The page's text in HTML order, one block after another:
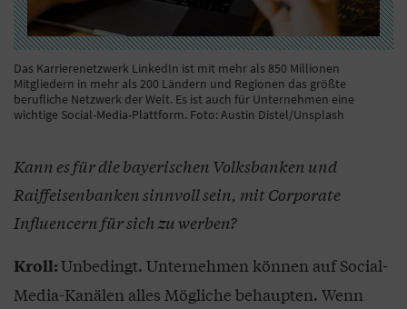
Das Karrierenetzwerk LinkedIn ist mit mehr als 850 Millionen
Mitgliedern in mehr als 200 Ländern und Regionen das größte
berufliche Netzwerk der Welt. Es ist auch für Unternehmen eine
wichtige Social-Media-Plattform. Foto: Austin Distel/Unsplash
Kann es für die bayerischen Volksbanken und
Raiffeisenbanken sinnvoll sein, mit Corporate
Influencern für sich zu werben?
Kroll:Unbedingt. Unternehmen können auf Social-
Media-Kanälen alles Mögliche behaupten. Wenn